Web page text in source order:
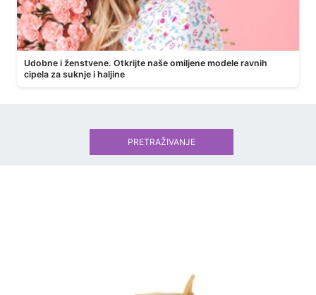
Udobne i ženstvene. Otkrijte naše omiljene modele ravnih
cipela za suknje i haljine
PRETRAŽIVANJE